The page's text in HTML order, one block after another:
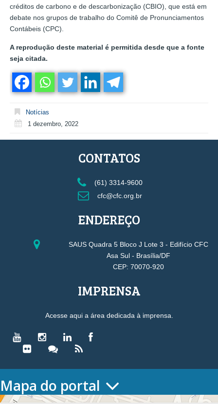
créditos de carbono e de descarbonização (CBIO), que está em
debate nos grupos de trabalho do Comitê de Pronunciamentos
Contábeis (CPC).
A reprodução deste material é permitida desde que a fonte
seja citada.
Notícias
1 dezembro, 2022
CONTATOS
(61) 3314-9600
cfc@cfc.org.br
ENDEREÇO
SAUS Quadra 5 Bloco J Lote 3 - Edifício CFC
Asa Sul - Brasília/DF
CEP: 70070-920
IMPRENSA
Acesse aqui a área dedicada à imprensa.
Mapa do portal
HOME